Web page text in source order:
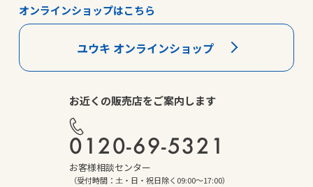
オンラインショップはこちら
ユウキ オンラインショップ
お近くの販売店をご案内します
0120-69-5321
お客様相談センター
（受付時間：土・日・祝日除く09:00～17:00）